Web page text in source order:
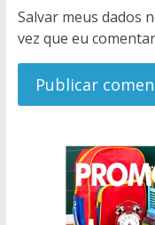
Salvar meus dados
vez que eu